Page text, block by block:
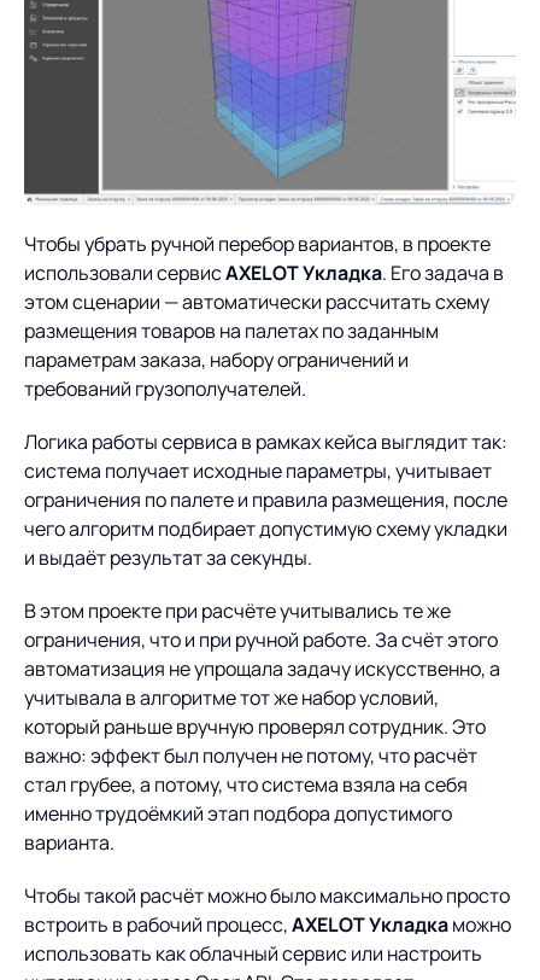
Чтобы убрать ручной перебор вариантов, в проекте
использовали сервисAXELOT Укладка. Его задача в
этом сценарии — автоматически рассчитать схему
размещения товаров на палетах по заданным
параметрам заказа, набору ограничений и
требований грузополучателей.
Логика работы сервиса в рамках кейса выглядит так:
система получает исходные параметры, учитывает
ограничения по палете и правила размещения, после
чего алгоритм подбирает допустимую схему укладки
и выдаёт результат за секунды.
В этом проекте при расчёте учитывались те же
ограничения, что и при ручной работе. За счёт этого
автоматизация не упрощала задачу искусственно, а
учитывала в алгоритме тот же набор условий,
который раньше вручную проверял сотрудник. Это
важно: эффект был получен не потому, что расчёт
стал грубее, а потому, что система взяла на себя
именно трудоёмкий этап подбора допустимого
варианта.
Чтобы такой расчёт можно было максимально просто
встроить в рабочий процесс,AXELOT Укладкаможно
использовать как облачный сервис или настроить